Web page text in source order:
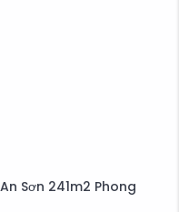
Sơn 241m2 Phong